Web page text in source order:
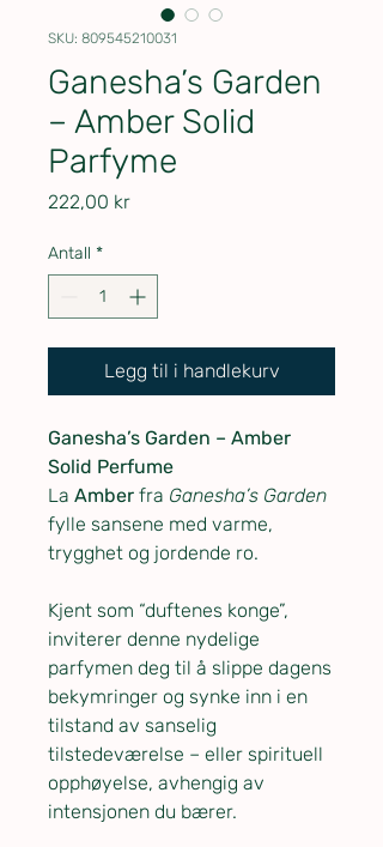
SKU: 809545210031
Ganesha’s Garden
– Amber Solid
Parfyme
222,00 krPris
Antall *
Legg til i handlekurv
Ganesha’s Garden – Amber
Solid Perfume
La Amber fra Ganesha’s Garden
fylle sansene med varme,
trygghet og jordende ro.
Kjent som “duftenes konge”,
inviterer denne nydelige
parfymen deg til å slippe dagens
bekymringer og synke inn i en
tilstand av sanselig
tilstedeværelse – eller spirituell
opphøyelse, avhengig av
intensjonen du bærer.